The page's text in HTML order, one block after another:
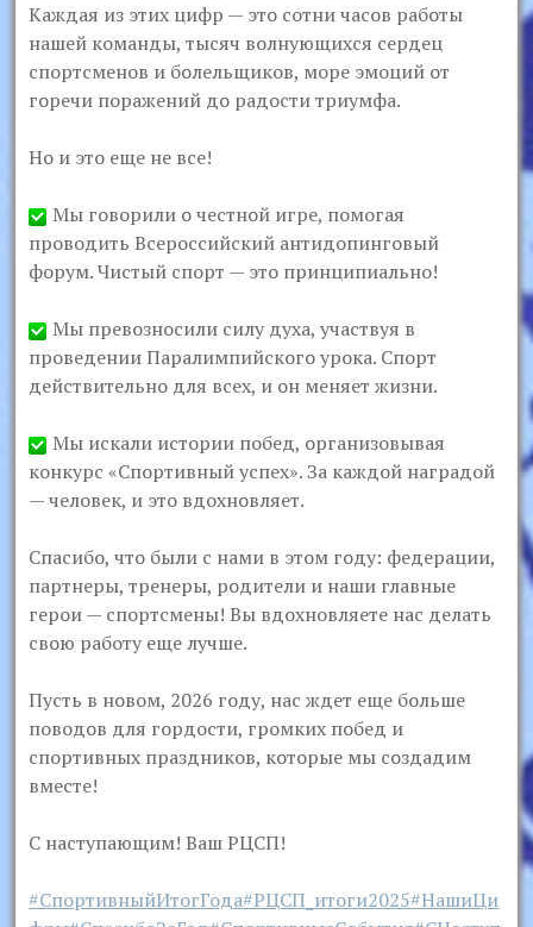
Каждая из этих цифр — это сотни часов работы
нашей команды, тысяч волнующихся сердец
спортсменов и болельщиков, море эмоций от
горечи поражений до радости триумфа.
Но и это еще не все!
Мы говорили о честной игре, помогая
проводить Всероссийский антидопинговый
форум. Чистый спорт — это принципиально!
Мы превозносили силу духа, участвуя в
проведении Паралимпийского урока. Спорт
действительно для всех, и он меняет жизни.
Мы искали истории побед, организовывая
конкурс «Спортивный успех». За каждой наградой
— человек, и это вдохновляет.
Спасибо, что были с нами в этом году: федерации,
партнеры, тренеры, родители и наши главные
герои — спортсмены! Вы вдохновляете нас делать
свою работу еще лучше.
Пусть в новом, 2026 году, нас ждет еще больше
поводов для гордости, громких побед и
спортивных праздников, которые мы создадим
вместе!
С наступающим! Ваш РЦСП!
#СпортивныйИтогГода#РЦСП_итоги2025#НашиЦи